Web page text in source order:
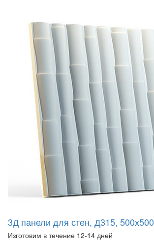
3Д панели для стен, Д315, 500х500
Изготовим в течение 12-14 дней